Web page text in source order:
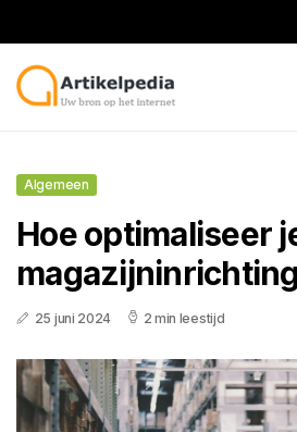
Algemeen
Hoe optimaliseer
25 juni 2024 2 min leestijd